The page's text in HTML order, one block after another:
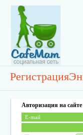
Регистрация
Авторизация на сайте